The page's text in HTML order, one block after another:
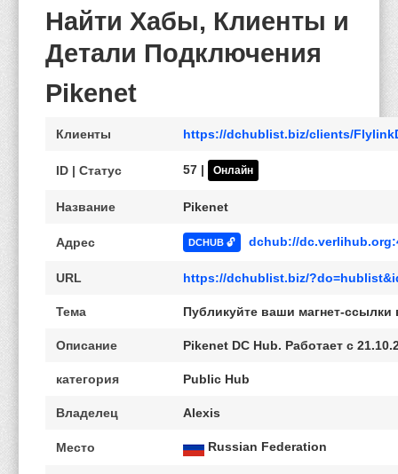
Найти Хабы, Клиенты и
Детали Подключения
Pikenet
Клиенты https://dchublist.biz/clients/
ID | Статус 57 | Онлайн
Название Pikenet
Адрес DCHUB 🔓 dchub://
URL https://dchublist.biz/
Тема Публикуйте ваши магнет-ссылки
Описание Pikenet DC Hub. Работает с
категория Public Hub
Владелец Alexis
Место Russian Federation